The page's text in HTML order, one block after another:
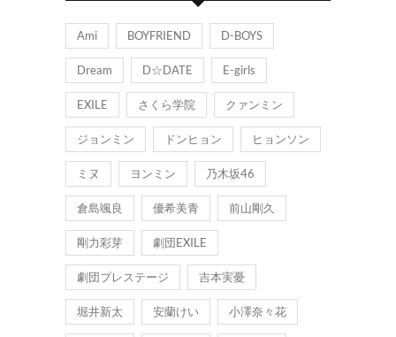
Ami BOYFRIEND D-BOYS
Dream D☆DATE E-girls
EXILE さくら学院 クァンミン
ジョンミン ドンヒョン ヒョンソン
ミヌ ヨンミン 乃木坂46
倉島颯良 優希美青 前山剛久
剛力彩芽 劇団EXILE
劇団プレステージ 吉本実憂
堀井新太 安蘭けい 小澤奈々花